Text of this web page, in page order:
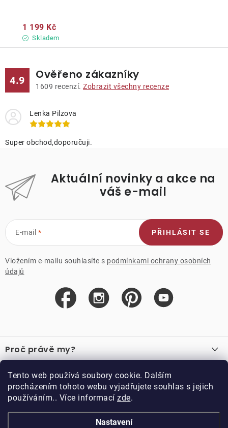
Tento web používá soubory cookie. Dalším
procházením tohoto webu vyjadřujete souhlas s jejich
používáním.. Více informací zde.
Nastavení
Skladem
1 199 Kč
4.9 Ověřeno zákazníky
1609 recenzí. Zobrazit všechny recenze
Lenka Pilzova
Super obchod,doporučuji.
Aktuální novinky a akce na
váš e-mail
E-mail
Vložením e-mailu souhlasíte s podmínkami ochrany osobních
údajů
PŘIHLÁSIT SE
á
p
a
Proč právě my?
Recenze
Důležité odkazy
Velkoobchod
Vzorková prodejna
O nákupu